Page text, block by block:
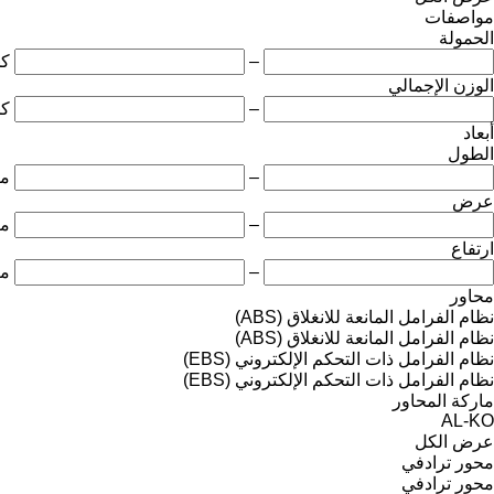
مواصفات
الحمولة
–
الوزن الإجمالي
–
أبعاد
الطول
–
عرض
–
ارتفاع
–
محاور
نظام الفرامل المانعة للانغلاق (ABS)
نظام الفرامل المانعة للانغلاق (ABS)
نظام الفرامل ذات التحكم الإلكتروني (EBS)
نظام الفرامل ذات التحكم الإلكتروني (EBS)
ماركة المحاور
AL-KO
عرض الكل
محور ترادفي
محور ترادفي